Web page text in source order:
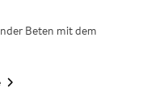
Beten mit dem